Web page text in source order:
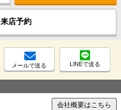
来店予約
メールで送る LINEで送る
会社概要はこちら